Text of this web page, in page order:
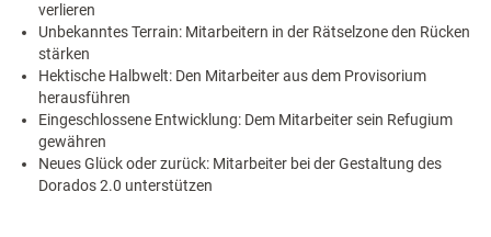
verlieren
Unbekanntes Terrain: Mitarbeitern in der Rätselzone den Rücken
stärken
Hektische Halbwelt: Den Mitarbeiter aus dem Provisorium
heraus­führen
Eingeschlossene Entwicklung: Dem Mitarbeiter sein Refugium
gewähren
Neues Glück oder zurück: Mitarbeiter bei der Gestaltung des
Dorados 2.0 unterstützen